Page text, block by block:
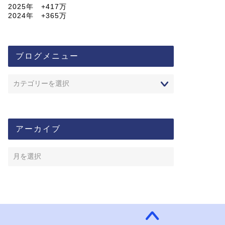
2025年 +417万
2024年 +365万
ブログメニュー
アーカイブ